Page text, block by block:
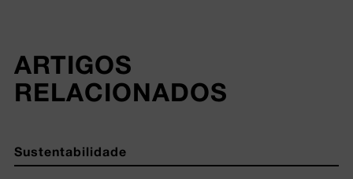
ARTIGOS
RELACIONADOS
Sustentabilidade